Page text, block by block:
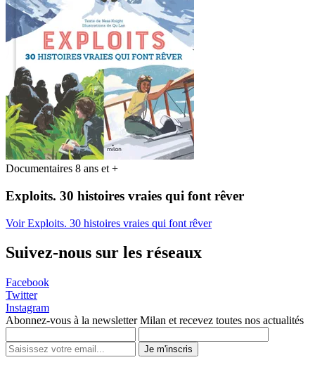
Documentaires 8 ans et +
Exploits. 30 histoires vraies qui font rêver
Voir Exploits. 30 histoires vraies qui font rêver
Suivez-nous sur les réseaux
Facebook
Twitter
Instagram
Abonnez-vous à la newsletter Milan et recevez toutes nos actualités
Je m'inscris